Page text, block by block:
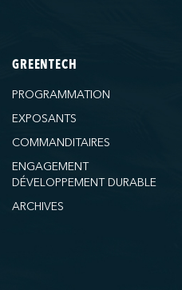
GREENTECH
PROGRAMMATION
EXPOSANTS
COMMANDITAIRES
ENGAGEMENT
DÉVELOPPEMENT DURABLE
ARCHIVES